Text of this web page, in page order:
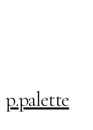
p.palette